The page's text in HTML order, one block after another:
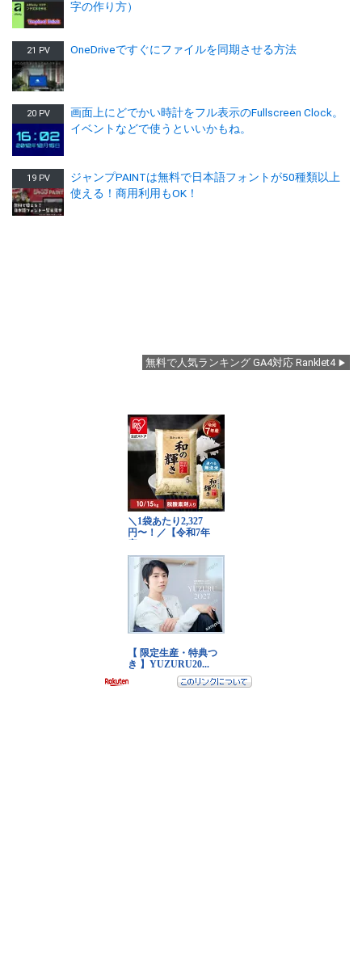
字の作り方）
21 PV OneDriveですぐにファイルを同期させる方法
20 PV
画面上にどでかい時計をフル表示のFullscreen Clock。
イベントなどで使うといいかもね。
19 PV
ジャンプPAINTは無料で日本語フォントが50種類以上
使える！商用利用もOK！
無料で人気ランキング GA4対応 Ranklet4